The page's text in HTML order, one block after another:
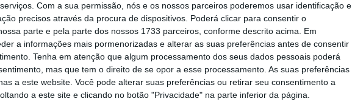
Com a sua permissão, nós e os nossos parceiros poderemos usar identificação e
precisos através da procura de dispositivos. Poderá clicar para consentir o
parte e pela parte dos nossos 1733 parceiros, conforme descrito acima. Em
a informações mais pormenorizadas e alterar as suas preferências antes de consentir
Tenha em atenção que algum processamento dos seus dados pessoais poderá
mas que tem o direito de se opor a esse processamento. As suas preferências
a este website. Você pode alterar suas preferências ou retirar seu consentimento a
a este site e clicando no botão "Privacidade" na parte inferior da página.
necessidade de o utilizador ter de apontar
a experiência de conectividade espacial